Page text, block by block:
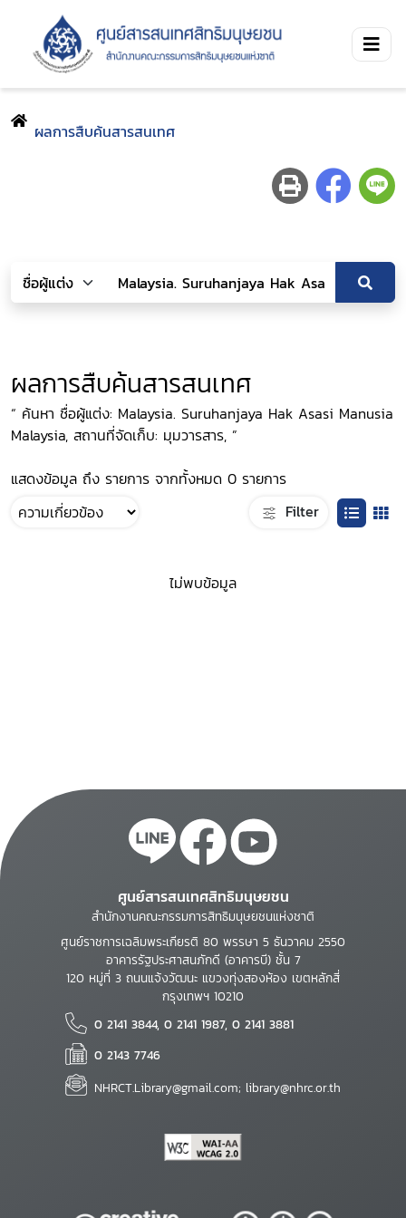
ผลการสืบค้นสารสนเทศ
ผลการสืบค้นสารสนเทศ
“ ค้นหา ชื่อผู้แต่ง: Malaysia. Suruhanjaya Hak Asasi Manusia
Malaysia, สถานที่จัดเก็บ: มุมวารสาร, ”
แสดงข้อมูล ถึง รายการ จากทั้งหมด 0 รายการ
Filter
ไม่พบข้อมูล
ศูนย์สารสนเทศสิทธิมนุษยชน
สำนักงานคณะกรรมการสิทธิมนุษยชนแห่งชาติ
ศูนย์ราชการเฉลิมพระเกียรติ 80 พรรษา 5 ธันวาคม 2550
อาคารรัฐประศาสนภักดี (อาคารบี) ชั้น 7
120 หมู่ที่ 3 ถนนแจ้งวัฒนะ แขวงทุ่งสองห้อง เขตหลักสี่
กรุงเทพฯ 10210
0 2141 3844, 0 2141 1987, 0 2141 3881
0 2143 7746
NHRCT.Library@gmail.com; library@nhrc.or.th